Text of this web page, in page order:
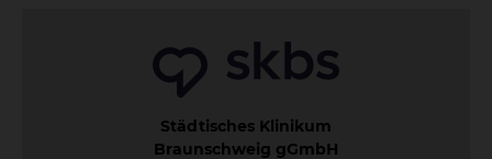
Städtisches Klinikum
Braunschweig gGmbH